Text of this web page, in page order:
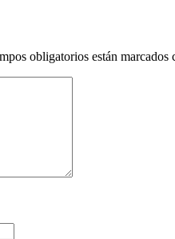
obligatorios están marcados